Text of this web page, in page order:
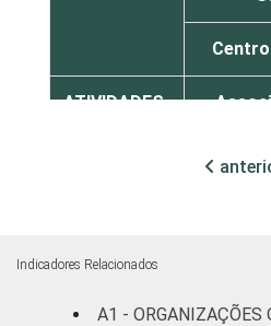
ATIVIDADES-
Indicadores Relacionados
A1 - ORGANIZAÇÕES